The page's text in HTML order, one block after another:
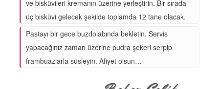
ve bisküvileri kremanın üzerine yerleştirin. Bir sırada
üç bisküvi gelecek şekilde toplamda 12 tane olacak.
Pastayı bir gece buzdolabında bekletin. Servis
yapacağınız zaman üzerine pudra şekeri serpip
frambuazlarla süsleyin. Afiyet olsun…